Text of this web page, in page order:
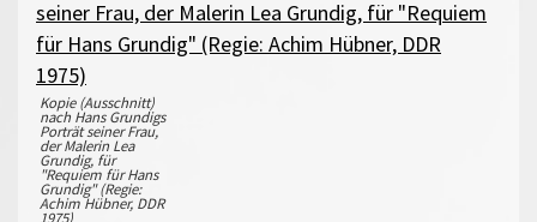
Kopie (Ausschnitt)
nach Hans Grundigs
Porträt seiner Frau,
der Malerin Lea
Grundig, für
"Requiem für Hans
Grundig" (Regie:
Achim Hübner, DDR
1975)